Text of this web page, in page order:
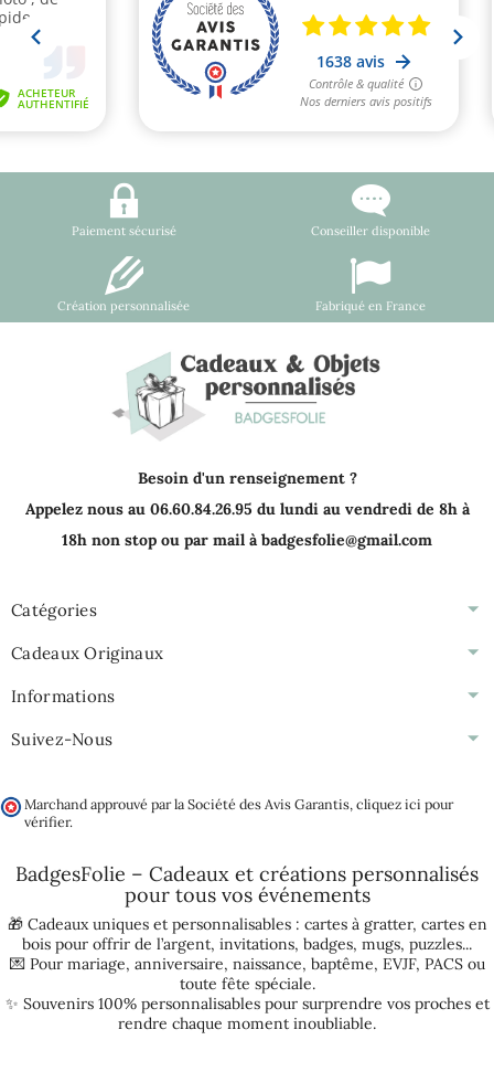
Paiement sécurisé Conseiller disponible
Création personnalisée Fabriqué en France
Besoin d'un renseignement ?
Appelez nous au 06.60.84.26.95 du lundi au vendredi de 8h à
18h non stop ou par mail à badgesfolie@gmail.com
Catégories
Cadeaux Originaux
Informations
Suivez-Nous
Marchand approuvé par la Société des Avis Garantis, cliquez ici pour
vérifier.
BadgesFolie – Cadeaux et créations personnalisés
pour tous vos événements
🎁 Cadeaux uniques et personnalisables : cartes à gratter, cartes en
bois pour offrir de l’argent, invitations, badges, mugs, puzzles...
💌 Pour mariage, anniversaire, naissance, baptême, EVJF, PACSou
toute fête spéciale.
✨ Souvenirs 100% personnalisables pour surprendre vos proches et
rendre chaque moment inoubliable.